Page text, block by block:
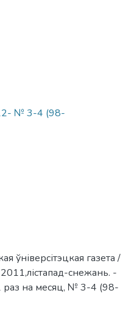
12- № 3-4 (98-
ўніверсітэцкая газета /
снежань. -
на месяц, № 3-4 (98-